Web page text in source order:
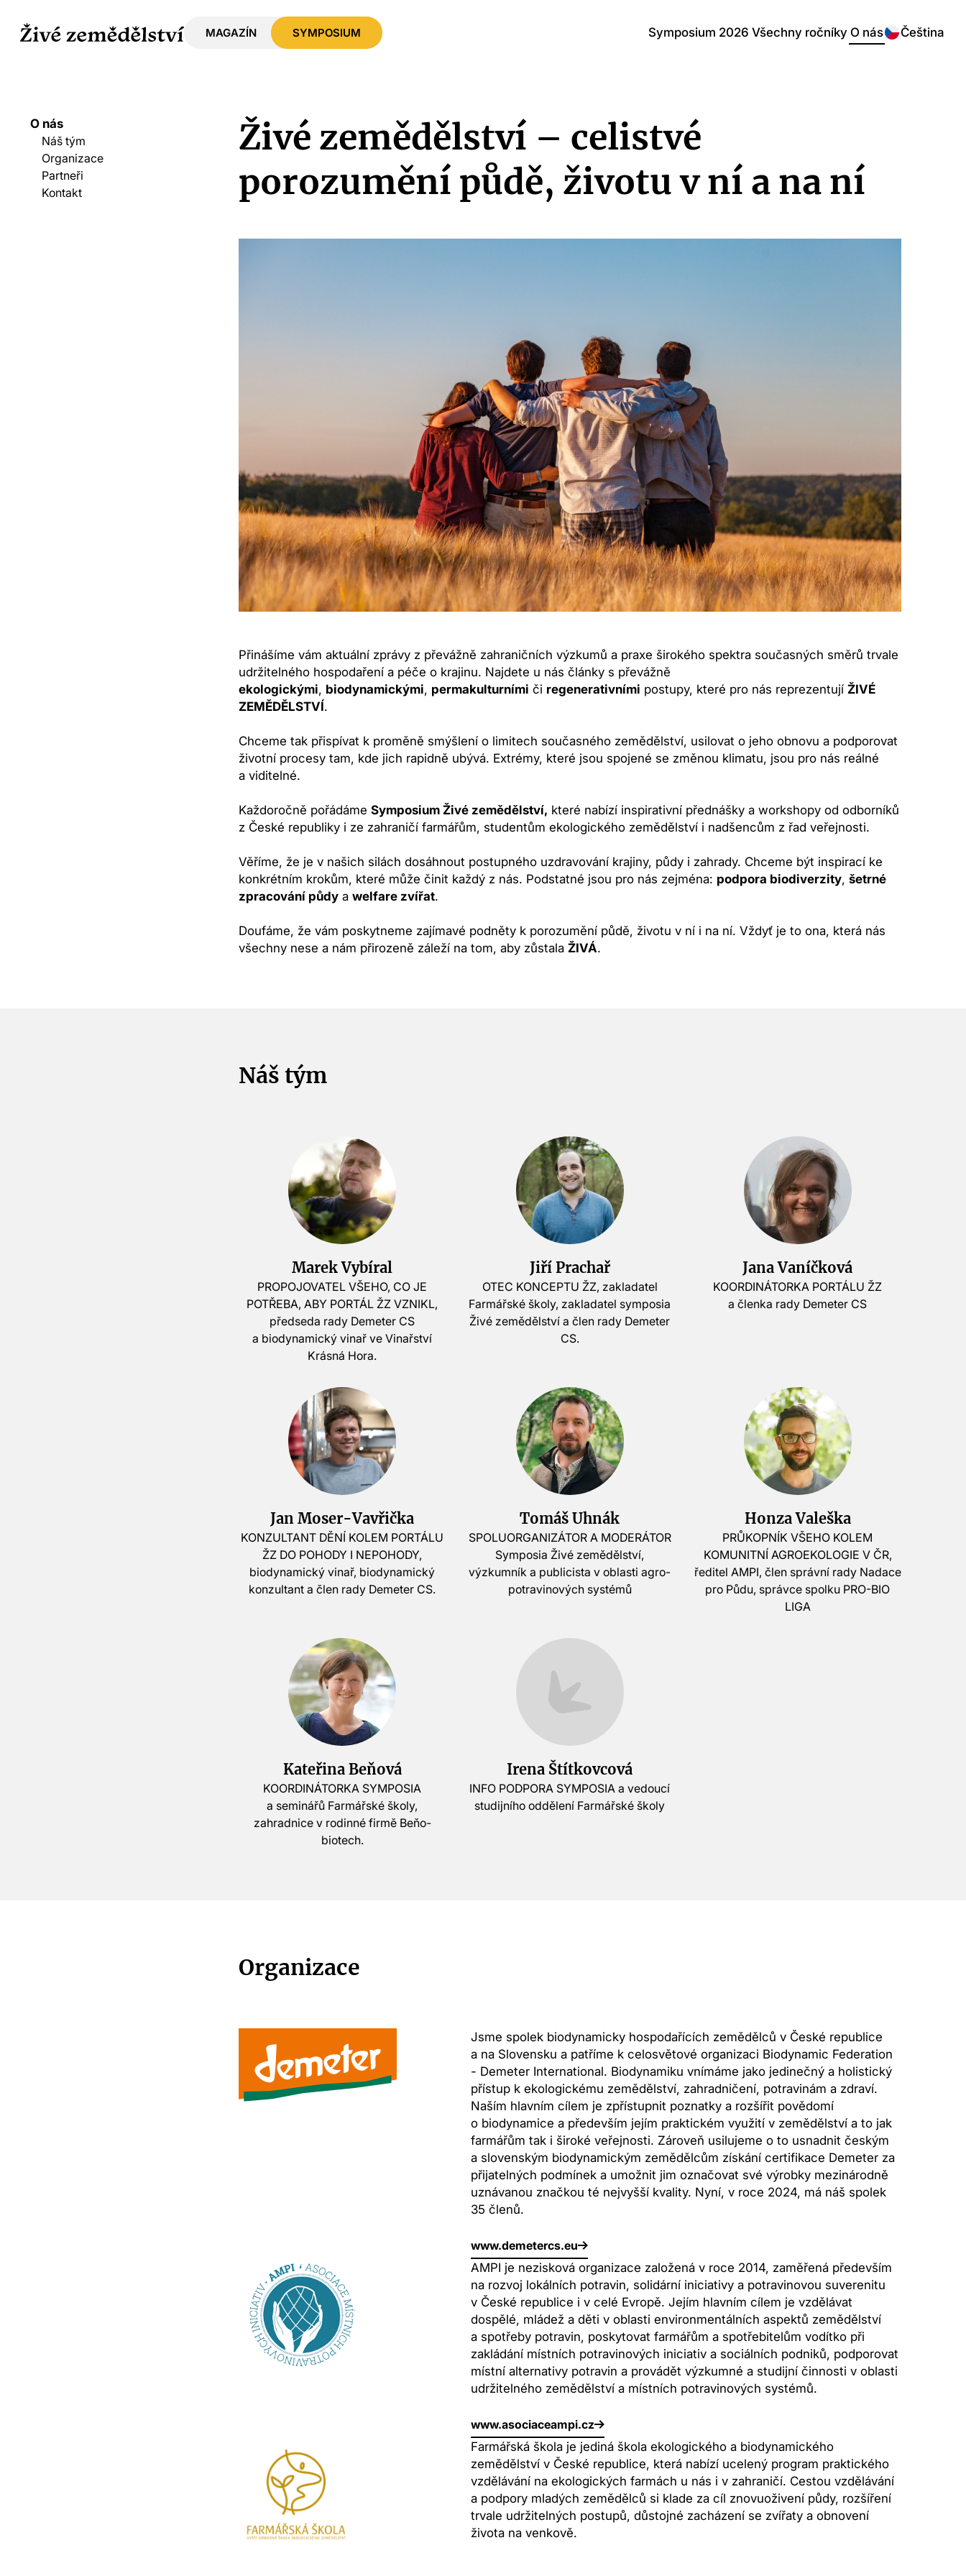
MAGAZÍN SYMPOSIUM Symposium 2026 Všechny ročníky O nás Čeština
O nás
Náš tým
Organizace
Partneři
Kontakt
Živé zemědělství – celistvé
porozumění půdě, životu v ní a na ní
Přinášíme vám aktuální zprávy z převážně zahraničních výzkumů a praxe širokého spektra současných směrů trvale
udržitelného hospodaření a péče o krajinu. Najdete u nás články s převážně
ekologickými, biodynamickými, permakulturními či regenerativními postupy, které pro nás reprezentují ŽIVÉ
ZEMĚDĚLSTVÍ.
Chceme tak přispívat k proměně smýšlení o limitech současného zemědělství, usilovat o jeho obnovu a podporovat
životní procesy tam, kde jich rapidně ubývá. Extrémy, které jsou spojené se změnou klimatu, jsou pro nás reálné
a viditelné.
Každoročně pořádáme Symposium Živé zemědělství, které nabízí inspirativní přednášky a workshopy od odborníků
z České republiky i ze zahraničí farmářům, studentům ekologického zemědělství i nadšencům z řad veřejnosti.
Věříme, že je v našich silách dosáhnout postupného uzdravování krajiny, půdy i zahrady. Chceme být inspirací ke
konkrétním krokům, které může činit každý z nás. Podstatné jsou pro nás zejména: podpora biodiverzity, šetrné
zpracování půdy a welfare zvířat.
Doufáme, že vám poskytneme zajímavé podněty k porozumění půdě, životu v ní i na ní. Vždyť je to ona, která nás
všechny nese a nám přirozeně záleží na tom, aby zůstala ŽIVÁ.
Náš tým
Marek Vybíral
PROPOJOVATEL VŠEHO, CO JE
POTŘEBA, ABY PORTÁL ŽZ VZNIKL,
předseda rady Demeter CS
a biodynamický vinař ve Vinařství
Krásná Hora.
Jiří Prachař
OTEC KONCEPTU ŽZ, zakladatel
Farmářské školy, zakladatel symposia
Živé zemědělství a člen rady Demeter
CS.
Jana Vaníčková
KOORDINÁTORKA PORTÁLU ŽZ
a členka rady Demeter CS
Jan Moser-Vavřička
KONZULTANT DĚNÍ KOLEM PORTÁLU
ŽZ DO POHODY I NEPOHODY,
biodynamický vinař, biodynamický
konzultant a člen rady Demeter CS.
Tomáš Uhnák
SPOLUORGANIZÁTOR A MODERÁTOR
Symposia Živé zemědělství,
výzkumník a publicista v oblasti agro-
potravinových systémů
Honza Valeška
PRŮKOPNÍK VŠEHO KOLEM
KOMUNITNÍ AGROEKOLOGIE V ČR,
ředitel AMPI, člen správní rady Nadace
pro Půdu, správce spolku PRO-BIO
LIGA
Kateřina Beňová
KOORDINÁTORKA SYMPOSIA
a seminářů Farmářské školy,
zahradnice v rodinné firmě Beňo-
biotech.
Irena Štítkovcová
INFO PODPORA SYMPOSIA a vedoucí
studijního oddělení Farmářské školy
Organizace
Jsme spolek biodynamicky hospodařících zemědělců v České republice
a na Slovensku a patříme k celosvětové organizaci Biodynamic Federation
- Demeter International. Biodynamiku vnímáme jako jedinečný a holistický
přístup k ekologickému zemědělství, zahradničení, potravinám a zdraví.
Naším hlavním cílem je zpřístupnit poznatky a rozšířit povědomí
o biodynamice a především jejím praktickém využití v zemědělství a to jak
farmářům tak i široké veřejnosti. Zároveň usilujeme o to usnadnit českým
a slovenským biodynamickým zemědělcům získání certifikace Demeter za
přijatelných podmínek a umožnit jim označovat své výrobky mezinárodně
uznávanou značkou té nejvyšší kvality. Nyní, v roce 2024, má náš spolek
35 členů.
www.demetercs.eu
AMPI je nezisková organizace založená v roce 2014, zaměřená především
na rozvoj lokálních potravin, solidární iniciativy a potravinovou suverenitu
v České republice i v celé Evropě. Jejím hlavním cílem je vzdělávat
dospělé, mládež a děti v oblasti environmentálních aspektů zemědělství
a spotřeby potravin, poskytovat farmářům a spotřebitelům vodítko při
zakládání místních potravinových iniciativ a sociálních podniků, podporovat
místní alternativy potravin a provádět výzkumné a studijní činnosti v oblasti
udržitelného zemědělství a místních potravinových systémů.
www.asociaceampi.cz
Farmářská škola je jediná škola ekologického a biodynamického
zemědělství v České republice, která nabízí ucelený program praktického
vzdělávání na ekologických farmách u nás i v zahraničí. Cestou vzdělávání
a podpory mladých zemědělců si klade za cíl znovuoživení půdy, rozšíření
trvale udržitelných postupů, důstojné zacházení se zvířaty a obnovení
života na venkově.